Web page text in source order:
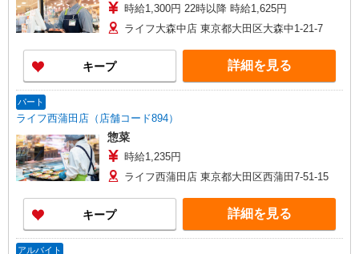
時給1,300円 22時以降 時給1,625円
ライフ大森中店 東京都大田区大森中1-21-7
キープ 詳細を見る
パート
ライフ西蒲田店（店舗コード894）
惣菜
時給1,235円
ライフ西蒲田店 東京都大田区西蒲田7-51-15
キープ 詳細を見る
アルバイト